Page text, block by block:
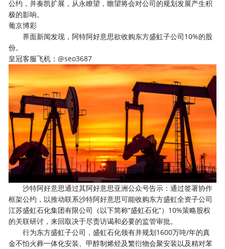
公约，并奏凯扩展，从永瞭望，瞻望将会对公司的规划发展产生积
极的影响。
葡京博彩
界面新闻发现，阿特阿好意思欲收购东方盛虹子公司10%的股
份。
皇冠客服飞机：@seo3687
沙特阿好意思通过其阿好意思亚洲公众号告示：通过签署协作
框架公约，以推动联系沙特阿好意思可能收购东方盛虹全资子公司
江苏盛虹石化集团有限公司（以下简称“盛虹石化”）10%策略股权
的关联研讨，来回取决于尽责访谒和必要的监管审批。
行为东方盛虹子公司，盛虹石化领有并规划1600万吨/年的真
金不怕火葬一体化安装、甲醇制烯烃及繁衍物会聚安装以及精对苯